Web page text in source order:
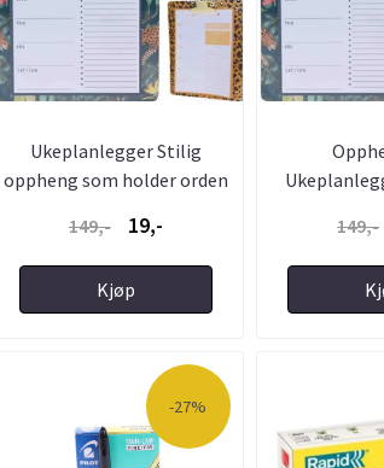
Ukeplanlegger Stilig
oppheng som holder orden
149,- 19,-
Kjøp
149,-
-27%